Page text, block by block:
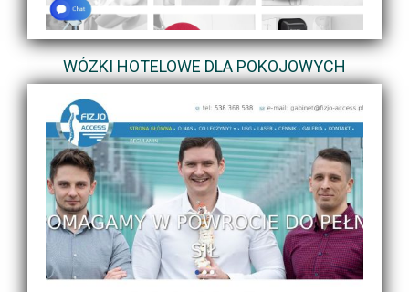
WÓZKI HOTELOWE DLA POKOJOWYCH